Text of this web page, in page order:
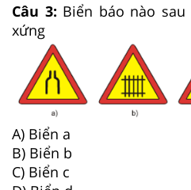
Câu 3: Biển báo nào
xứng
A) Biển a
B) Biển b
C) Biển c